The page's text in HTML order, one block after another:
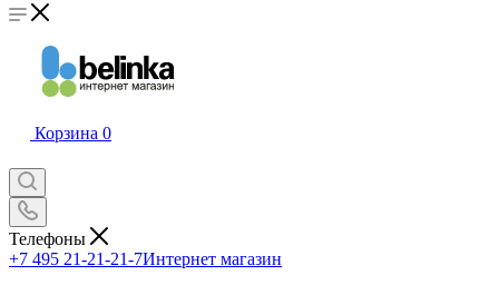
Корзина 0
Телефоны
+7 495 21-21-21-7Интернет магазин